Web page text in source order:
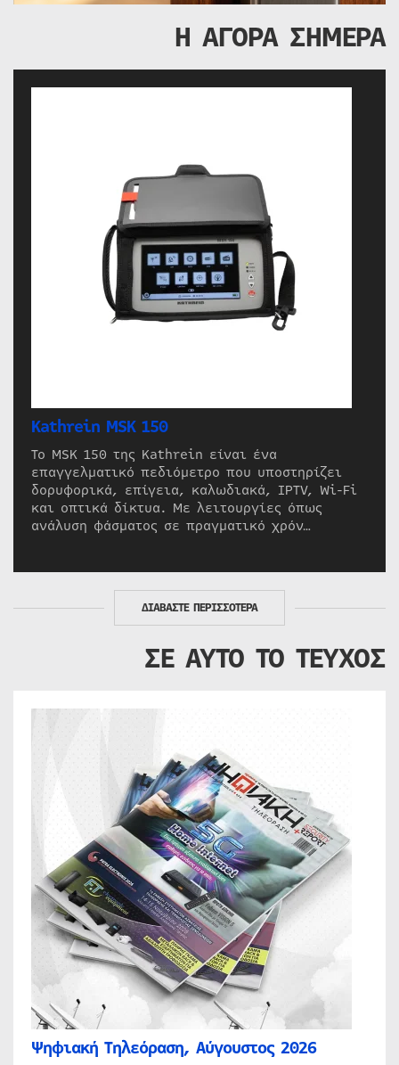
Η ΑΓΟΡΑ ΣΗΜΕΡΑ
Kathrein MSK 150
Το MSK 150 της Kathrein είναι ένα
επαγγελματικό πεδιόμετρο που υποστηρίζει
δορυφορικά, επίγεια, καλωδιακά, IPTV, Wi-Fi
και οπτικά δίκτυα. Με λειτουργίες όπως
ανάλυση φάσματος σε πραγματικό χρόν…
ΔΙΑΒΑΣΤΕ ΠΕΡΙΣΣΟΤΕΡΑ
ΣΕ ΑΥΤΟ ΤΟ ΤΕΥΧΟΣ
Ψηφιακή Τηλεόραση, Αύγουστος 2026